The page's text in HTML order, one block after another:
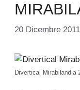
20 Dicembre 2011
Divertical Mirabilandia